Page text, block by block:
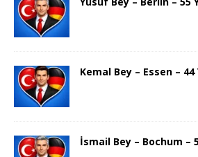
Kemal Bey – Essen – 44
İsmail Bey – Bochum –